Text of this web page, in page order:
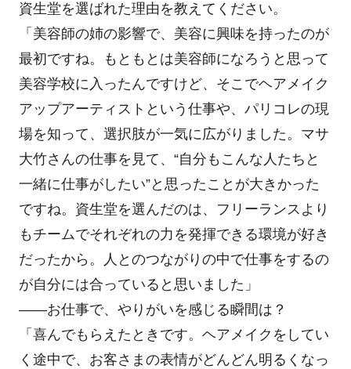
資生堂を選ばれた理由を教えてください。
「美容師の姉の影響で、美容に興味を持ったのが
最初ですね。もともとは美容師になろうと思って
美容学校に入ったんですけど、そこでヘアメイク
アップアーティストという仕事や、パリコレの現
場を知って、選択肢が一気に広がりました。マサ
大竹さんの仕事を見て、“自分もこんな人たちと
一緒に仕事がしたい”と思ったことが大きかった
ですね。資生堂を選んだのは、フリーランスより
もチームでそれぞれの力を発揮できる環境が好き
だったから。人とのつながりの中で仕事をするの
が自分には合っていると思いました」
――お仕事で、やりがいを感じる瞬間は？
「喜んでもらえたときです。ヘアメイクをしてい
く途中で、お客さまの表情がどんどん明るくなっ